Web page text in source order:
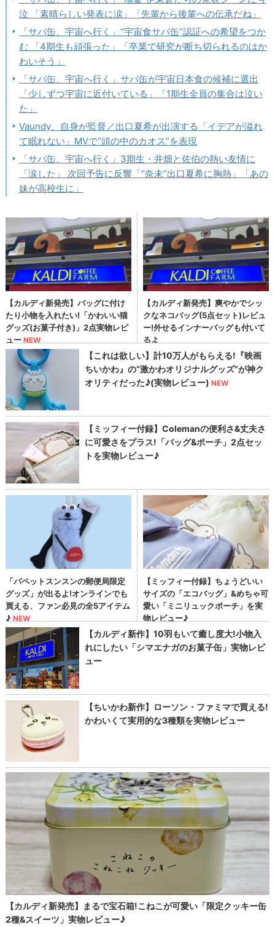
泣 「素晴らしい発表に涙」「先輩から後輩への伝承だね」
「サバ缶、宇宙へ行く」“宇宙食サバ缶”認証への希望をつか
む 「4期生も頑張った」「卒業で研究が断ち切られるのはか
わいそう」
「サバ缶、宇宙へ行く」サバ缶が宇宙日本食の候補に選出
「少しずつ宇宙に近付いている」「1期生全員の集合は泣い
た」
Vaundy、自身が監督／出口夏希が出演する「イデアが溢れ
て眠れない」MVで“頭の中のカオス”を表現
「サバ缶、宇宙へ行く」3期生・井畑と佐伯の熱い友情に
「涙した」 次回予告に反響「“奈未”出口夏希に胸熱」「あの
妹が高校生に」